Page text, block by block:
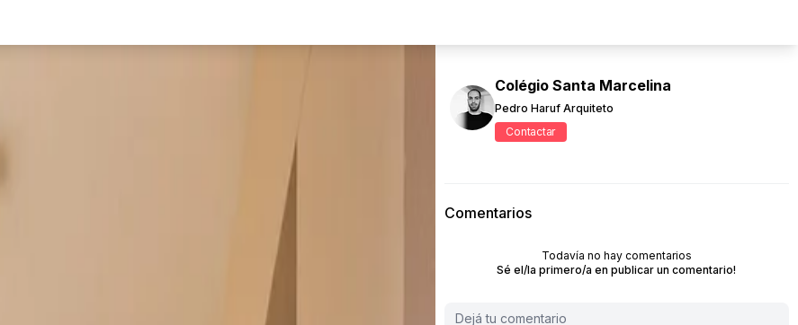
Colégio Santa Marcelina
Pedro Haruf Arquiteto
Contactar
Comentarios
Todavía no hay comentarios
Sé el/la primero/a en publicar un comentario!